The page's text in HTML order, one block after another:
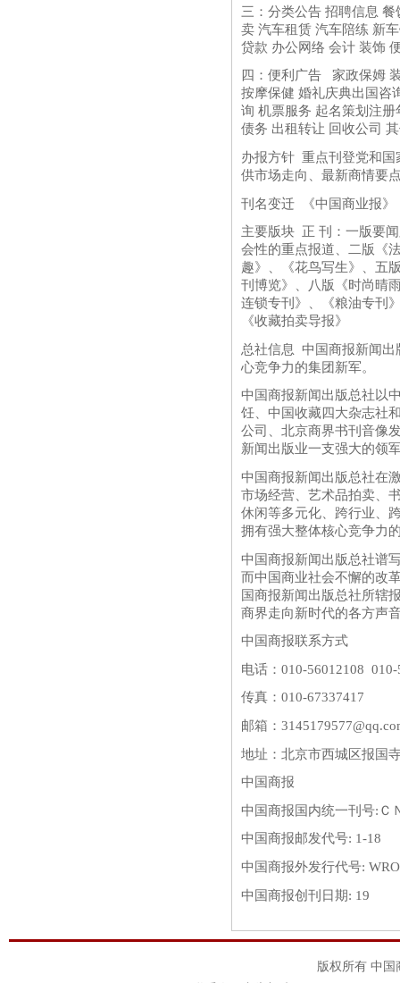
三：分类公告 招聘信息
卖 汽车租赁 汽车陪练 新
贷款 办公网络 会计 装饰
四：便利广告 家政保姆
按摩保健 婚礼庆典出国咨
询 机票服务 起名策划注
债务 出租转让 回收公司
办报方针 重点刊登党和国
供市场走向、最新商情要
刊名变迁 《中国商业报
主要版块 正 刊：一版要
会性的重点报道、二版《
趣》、《花鸟写生》、五
刊博览》、八版《时尚晴
连锁专刊》、《粮油专刊
《收藏拍卖导报》
总社信息 中国商报新闻出
心竞争力的集团新军。
中国商报新闻出版总社以
饪、中国收藏四大杂志社
公司、北京商界书刊音像
新闻出版业一支强大的领
中国商报新闻出版总社在
市场经营、艺术品拍卖、
休闲等多元化、跨行业、
拥有强大整体核心竞争力
中国商报新闻出版总社谱
而中国商业社会不懈的改
国商报新闻出版总社所辖
商界走向新时代的各方声
中国商报联系方式
电话：010-56012108 010-
传真：010-67337417
邮箱：
地址：北京市西城区报国
中国商报
中国商报国内统一刊号:Ｃ
中国商报邮发代号: 1-18
中国商报外发行代号:
中国商报创刊日期: 19
版权所有 中